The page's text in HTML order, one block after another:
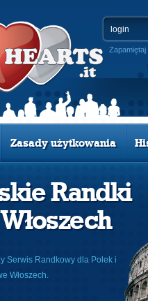
Zapamiętaj
Zasady użytkowania
Randki
Serwis Randkowy dla Polek i
Włoszech.